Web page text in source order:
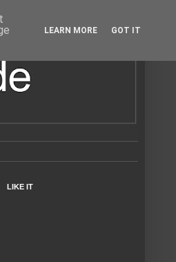
LIKE IT
LEARN MORE GOT IT